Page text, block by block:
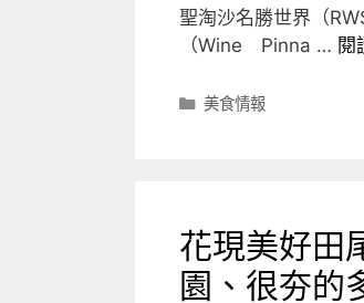
聖淘沙名勝世界（
（Wine Pinna … 閱
分
美食情報
花現美好田
園、很夯的